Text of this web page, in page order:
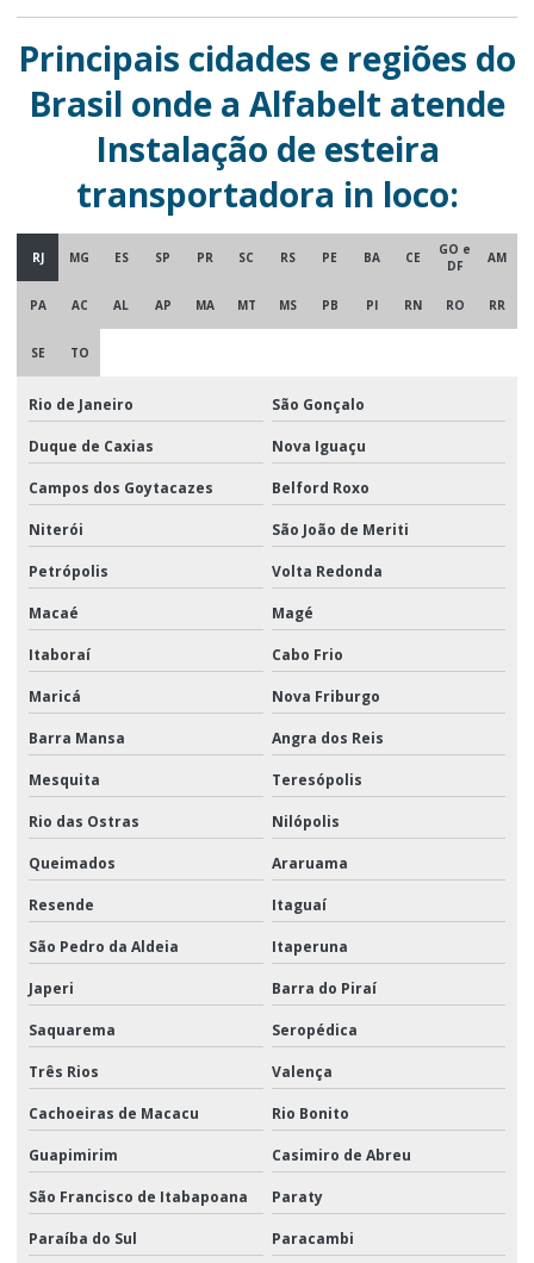
Principais cidades e regiões do
Brasil onde a Alfabelt atende
Instalação de esteira
transportadora in loco:
RJ MG ES SP PR SC RS PE BA CE
GO e
DF
AM
PA AC AL AP MA MT MS PB PI RN RO RR
SE TO
Rio de Janeiro São Gonçalo
Duque de Caxias Nova Iguaçu
Campos dos Goytacazes Belford Roxo
Niterói São João de Meriti
Petrópolis Volta Redonda
Macaé Magé
Itaboraí Cabo Frio
Maricá Nova Friburgo
Barra Mansa Angra dos Reis
Mesquita Teresópolis
Rio das Ostras Nilópolis
Queimados Araruama
Resende Itaguaí
São Pedro da Aldeia Itaperuna
Japeri Barra do Piraí
Saquarema Seropédica
Três Rios Valença
Cachoeiras de Macacu Rio Bonito
Guapimirim Casimiro de Abreu
São Francisco de Itabapoana Paraty
Paraíba do Sul Paracambi